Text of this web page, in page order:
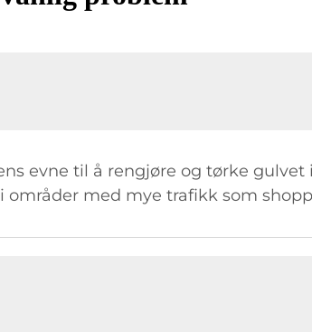
evne til å rengjøre og tørke gulvet
med mye trafikk som